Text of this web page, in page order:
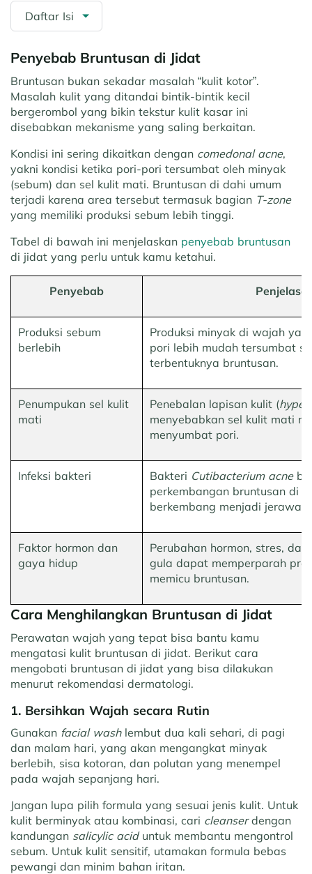
Daftar Isi
Penyebab Bruntusan di Jidat
Bruntusan bukan sekadar masalah “kulit kotor”.
Masalah kulit yang ditandai bintik-bintik kecil
bergerombol yang bikin tekstur kulit kasar ini
disebabkan mekanisme yang saling berkaitan.
Kondisi ini sering dikaitkan dengan comedonal acne,
yakni kondisi ketika pori-pori tersumbat oleh minyak
(sebum) dan sel kulit mati. Bruntusan di dahi umum
terjadi karena area tersebut termasuk bagian T-zone
yang memiliki produksi sebum lebih tinggi.
Tabel di bawah ini menjelaskan penyebab bruntusan
di jidat yang perlu untuk kamu ketahui.
Penyebab
Produksi sebum
berlebih
Produksi minyak di wajah
pori lebih mudah tersumbat
terbentuknya bruntusan.
Penumpukan sel kulit
mati
Penebalan lapisan kulit (
menyebabkan sel kulit mati
menyumbat pori.
Infeksi bakteri Bakteri Cutibacterium acne
perkembangan bruntusan di
berkembang menjadi jerawat
Faktor hormon dan
gaya hidup
Perubahan hormon, stres,
gula dapat memperparah
memicu bruntusan.
Cara Menghilangkan Bruntusan di Jidat
Perawatan wajah yang tepat bisa bantu kamu
mengatasi kulit bruntusan di jidat. Berikut cara
mengobati bruntusan di jidat yang bisa dilakukan
menurut rekomendasi dermatologi.
1. Bersihkan Wajah secara Rutin
Gunakan facial wash lembut dua kali sehari, di pagi
dan malam hari, yang akan mengangkat minyak
berlebih, sisa kotoran, dan polutan yang menempel
pada wajah sepanjang hari.
Jangan lupa pilih formula yang sesuai jenis kulit. Untuk
kulit berminyak atau kombinasi, cari cleanserdengan
kandungan salicylic acid untuk membantu mengontrol
sebum. Untuk kulit sensitif, utamakan formula bebas
pewangi dan minim bahan iritan.